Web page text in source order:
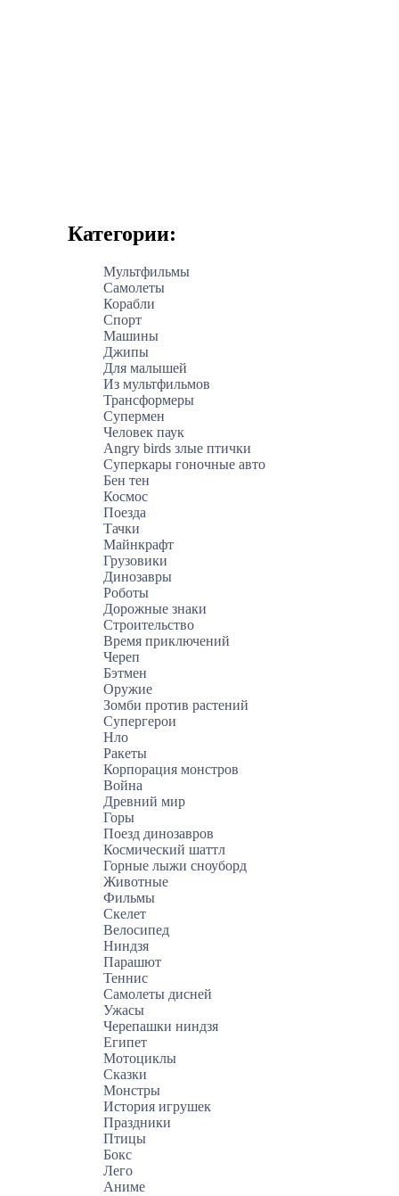
Категории:
Мультфильмы
Самолеты
Корабли
Спорт
Машины
Джипы
Для малышей
Из мультфильмов
Трансформеры
Супермен
Человек паук
Angry birds злые птички
Суперкары гоночные авто
Бен тен
Космос
Поезда
Тачки
Майнкрафт
Грузовики
Динозавры
Роботы
Дорожные знаки
Строительство
Время приключений
Череп
Бэтмен
Оружие
Зомби против растений
Супергерои
Нло
Ракеты
Корпорация монстров
Война
Древний мир
Горы
Поезд динозавров
Космический шаттл
Горные лыжи сноуборд
Животные
Фильмы
Скелет
Велосипед
Ниндзя
Парашют
Теннис
Самолеты дисней
Ужасы
Черепашки ниндзя
Египет
Мотоциклы
Сказки
Монстры
История игрушек
Праздники
Птицы
Бокс
Лего
Аниме